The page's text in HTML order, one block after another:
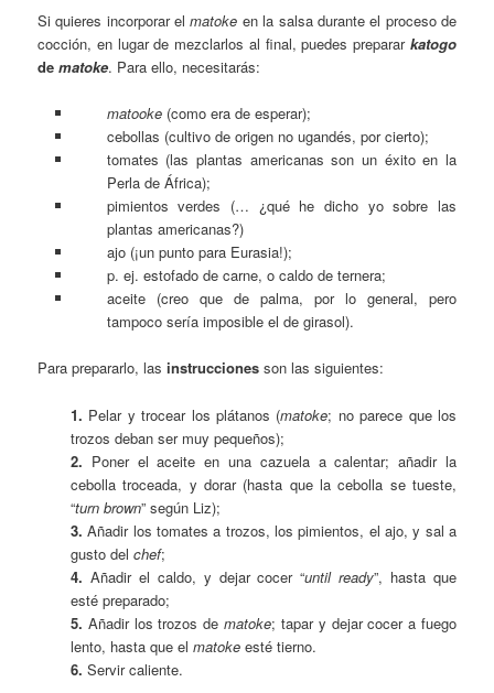
Si quieres incorporar elmatoke en la salsa durante el proceso de
cocción, en lugar de mezclarlos al final, puedes preparar katogo
dematoke. Para ello, necesitarás:
matooke(como era de esperar);
cebollas (cultivo de origen no ugandés, por cierto);
tomates (las plantas americanas son un éxito en la
Perla de África);
pimientos verdes (… ¿qué he dicho yo sobre las
plantas americanas?)
ajo (¡un punto para Eurasia!);
p. ej. estofado de carne, o caldo de ternera;
aceite (creo que de palma, por lo general, pero
tampoco sería imposible el de girasol).
Para prepararlo, lasinstrucciones son las siguientes:
1. Pelar y trocear los plátanos (matoke; no parece que los
trozos deban ser muy pequeños);
2. Poner el aceite en una cazuela a calentar; añadir la
cebolla troceada, y dorar (hasta que la cebolla se tueste,
“turn brown” según Liz);
3. Añadir los tomates a trozos, los pimientos, el ajo, y sal a
gusto delchef;
4. Añadir el caldo, y dejar cocer “until ready”, hasta que
esté preparado;
5. Añadir los trozos dematoke; tapar y dejar cocer a fuego
lento, hasta que elmatoke esté tierno.
6. Servir caliente.